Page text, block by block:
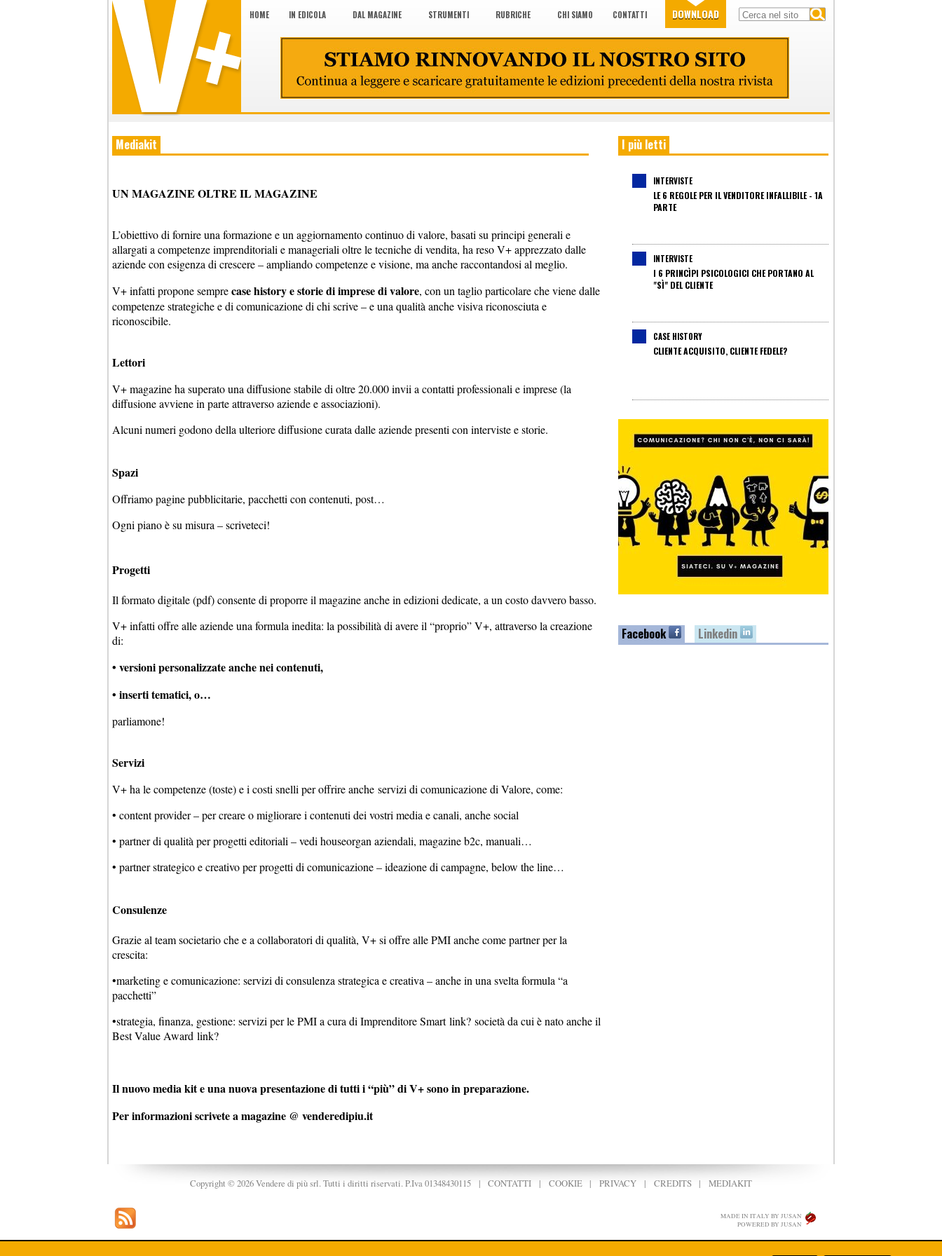
HOME IN EDICOLA DAL MAGAZINE STRUMENTI RUBRICHE CHI SIAMO CONTATTI DOWNLOAD
Mediakit
UN MAGAZINE OLTRE IL MAGAZINE
L’obiettivo di fornire una formazione e un aggiornamento continuo di valore, basati su principi generali e
allargati a competenze imprenditoriali e manageriali oltre le tecniche di vendita, ha reso V+ apprezzato dalle
aziende con esigenza di crescere – ampliando competenze e visione, ma anche raccontandosi al meglio.
V+ infatti propone semprecase history e storie di imprese di valore, con un taglio particolare che viene dalle
competenze strategiche e di comunicazione di chi scrive – e una qualità anche visiva riconosciuta e
riconoscibile.
Lettori
V+ magazine ha superato una diffusione stabile di oltre 20.000 invii a contatti professionali e imprese (la
diffusione avviene in parte attraverso aziende e associazioni).
Alcuni numeri godono della ulteriore diffusione curata dalle aziende presenti con interviste e storie.
Spazi
Offriamo pagine pubblicitarie, pacchetti con contenuti, post…
Ogni piano è su misura – scriveteci!
Progetti
Il formato digitale (pdf) consente di proporre il magazine anche in edizioni dedicate, a un costo davvero basso.
V+ infatti offre alle aziende una formula inedita: la possibilità di avere il “proprio” V+, attraverso la creazione
di:
• versioni personalizzate anche nei contenuti,
• inserti tematici, o…
parliamone!
Servizi
V+ ha le competenze (toste) e i costi snelli per offrire anche servizi di comunicazione di Valore, come:
• content provider – per creare o migliorare i contenuti dei vostri media e canali, anche social
• partner di qualità per progetti editoriali – vedi houseorgan aziendali, magazine b2c, manuali…
• partner strategico e creativo per progetti di comunicazione – ideazione di campagne, below the line…
Consulenze
Grazie al team societario che e a collaboratori di qualità, V+ si offre alle PMI anche come partner per la
crescita:
•marketing e comunicazione: servizi di consulenza strategica e creativa – anche in una svelta formula “a
pacchetti”
•strategia, finanza, gestione: servizi per le PMI a cura di Imprenditore Smart link? società da cui è nato anche il
Best Value Award link?
Il nuovo media kit e una nuova presentazione di tutti i “più” di V+ sono in preparazione.
Per informazioni scrivete a magazine @ venderedipiu.it
I più letti
INTERVISTE
LE 6 REGOLE PER IL VENDITORE INFALLIBILE - 1A
PARTE
INTERVISTE
I 6 PRINCÌPI PSICOLOGICI CHE PORTANO AL
"SÌ" DEL CLIENTE
CASE HISTORY
CLIENTE ACQUISITO, CLIENTE FEDELE?
Facebook Linkedin
Copyright © 2026 Vendere di più srl. Tutti i diritti riservati. P.Iva 01348430115 |CONTATTI | COOKIE|PRIVACY | CREDITS| MEDIAKIT
MADE IN ITALY BY JUSAN
POWERED BY JUSAN